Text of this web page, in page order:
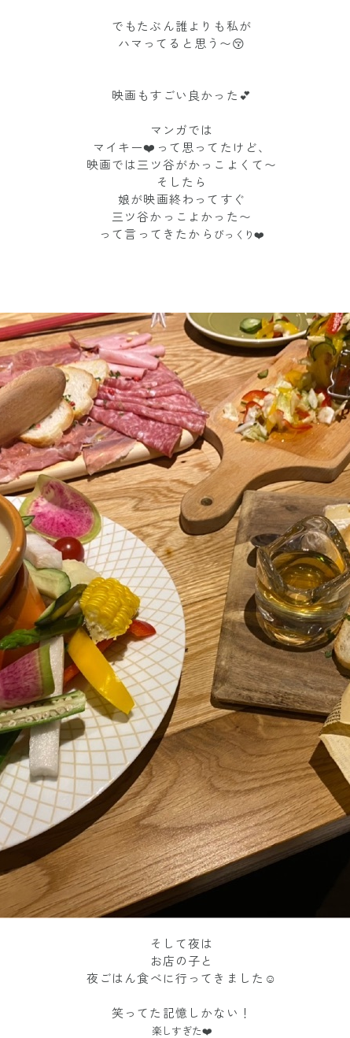
でもたぶん誰よりも私が
ハマってると思う〜😚
映画もすごい良かった💕
マンガでは
マイキー❤️って思ってたけど、
映画では三ツ谷がかっこよくて〜
そしたら
娘が映画終わってすぐ
三ツ谷かっこよかった〜
って言ってきたから びっくり❤️
そして夜は
お店の子と
夜ごはん食べに行ってきました☺️
笑ってた記憶しかない！
楽しすぎた❤️